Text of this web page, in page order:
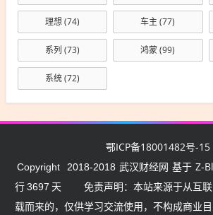
理想(74) 车主 (77)
系列 (73) 鸿蒙(99)
系统(72)
鄂ICP备18001482号-15
Copyright 2018-2018 武汉财经网 基于 Z-
行3697 天
免责声明：本站来源于从互联
载而来的，仅供学习交流使用，不构成商业